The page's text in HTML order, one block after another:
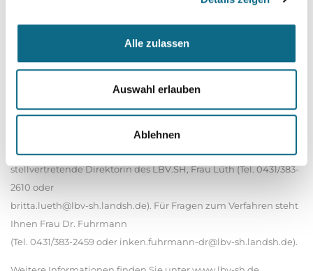
Alle zulassen
Auswahl erlauben
Ablehnen
Bewerbungsverfahrens auf der Grundlage des § 85 Absatz 1 des
Landesbeamtengesetzes und § 15 Absatz 1 des
Landesdatenschutzgesetzes verarbeitet. Weitere Informationen
Bei fachlichen Fragen zum Anforderungsprofil und den damit
verbundenen Aufgaben wenden Sie sich bitte an die
stellvertretende Direktorin des LBV.SH, Frau Lüth (Tel. 0431/383-
2610 oder
britta.lueth@lbv-sh.landsh.de). Für Fragen zum Verfahren steht
Ihnen Frau Dr. Fuhrmann
(Tel. 0431/383-2459 oder inken.fuhrmann-dr@lbv-sh.landsh.de).